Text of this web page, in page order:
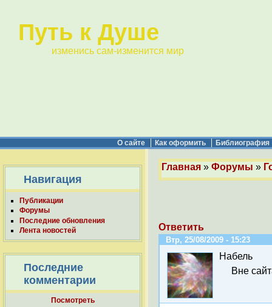
Путь к Душе
изменись сам-изменится мир
О сайте Как оформить Библиография
Навигация
Публикации
Форумы
Последние обновления
Лента новостей
Последние
комментарии
Посмотреть
Главная » Форумы »
Ответить
Втр, 25/08/2009 - 15:23
Набель
Вне